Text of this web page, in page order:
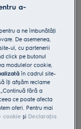
informaţii despre produs
având grijă de hainele
laolaltă, cu
și previne uscarea
a-
a ne îmbunătăţi
De asemenea,
ul, cu partenerii
click pe butonul
modulelor cookie,
în cadrul site-
îţi afișăm reclame
fără a
ce poate afecta
oferi. Pentru mai
cookie și Declaraţia